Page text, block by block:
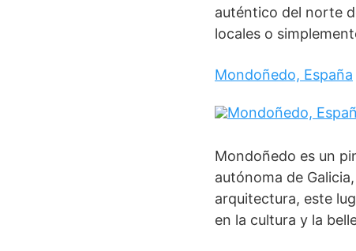
auténtico del norte
locales o
Mondoñedo, España
Mondoñedo es un
autónoma de
arquitectura, este
en la cultura y la